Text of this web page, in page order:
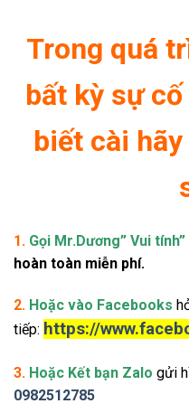
bất kỳ sự
biết cài
2.Hoặc vào Facebooks
tiếp: https://
3.Hoặc Kết bạn Zalogửi
0982512785
4. Mình sẽ cố gắng dành